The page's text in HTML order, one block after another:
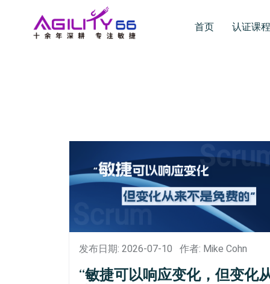
首页 认证课程
发布日期: 2026-07-10 作者: Mike Cohn
“敏捷可以响应变化，但变化